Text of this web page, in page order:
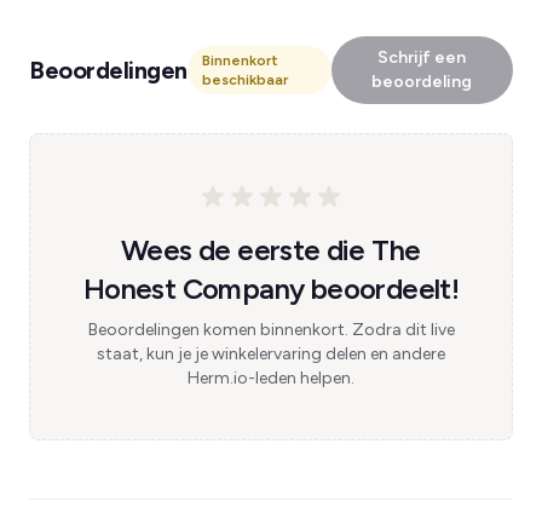
Beoordelingen
Binnenkort
beschikbaar
Schrijf een
beoordeling
Wees de eerste die The
Honest Company beoordeelt!
Beoordelingen komen binnenkort. Zodra dit live
staat, kun je je winkelervaring delen en andere
Herm.io-leden helpen.